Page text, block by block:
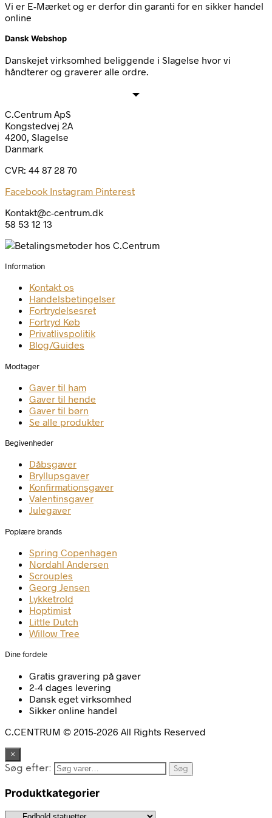
Vi er E-Mærket og er derfor din garanti for en sikker handel
online
Dansk Webshop
Danskejet virksomhed beliggende i Slagelse hvor vi
håndterer og graverer alle ordre.
C.Centrum ApS
Kongstedvej 2A
4200, Slagelse
Danmark
CVR: 44 87 28 70
Facebook Instagram Pinterest
Kontakt@c-centrum.dk
58 53 12 13
Information
Kontakt os
Handelsbetingelser
Fortrydelsesret
Fortryd Køb
Privatlivspolitik
Blog/Guides
Modtager
Gaver til ham
Gaver til hende
Gaver til børn
Se alle produkter
Begivenheder
Dåbsgaver
Bryllupsgaver
Konfirmationsgaver
Valentinsgaver
Julegaver
Poplære brands
Spring Copenhagen
Nordahl Andersen
Scrouples
Georg Jensen
Lykketrold
Hoptimist
Little Dutch
Willow Tree
Dine fordele
Gratis gravering på gaver
2-4 dages levering
Dansk eget virksomhed
Sikker online handel
C.CENTRUM © 2015-2026 All Rights Reserved
×
Søg efter: Søg
Produktkategorier